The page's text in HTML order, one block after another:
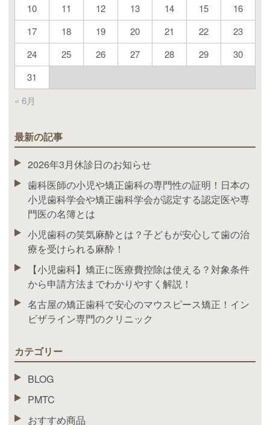
« 6月
10 11 12 13 14 15
16
17
18 19 20 21 22
23
24
25 26 27 28 29
30
31
最新の記事
2026年3月休診日のお知らせ
歯科医師の小児や矯正歯科の専門性の証明！日本の
小児歯科学会や矯正歯科学会が認定する認定医や専
門医の名簿とは
小児歯科の笑気麻酔とは？子どもが安心して歯の治
療を受けられる麻酔！
【小児歯科】矯正に医療費控除は使える？対象条件
から申請方法までわかりやすく解説！
名古屋の矯正歯科で安心のマウスピース矯正！イン
ビザライン専門のクリニック
カテゴリー
BLOG
PMTC
おすすめ商品